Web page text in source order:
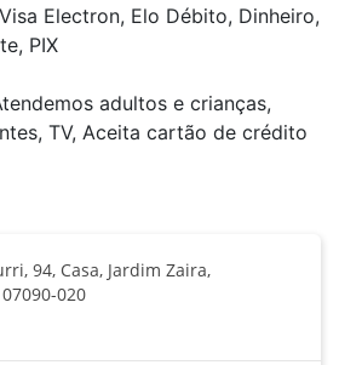
Electron, Elo Débito, Dinheiro,
PIX
adultos e crianças,
TV, Aceita cartão de crédito
94, Casa, Jardim Zaira,
020